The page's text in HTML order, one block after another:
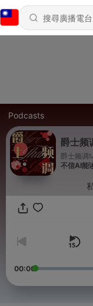
Podcasts
爵士
爵士频调
不信AI能
00:00